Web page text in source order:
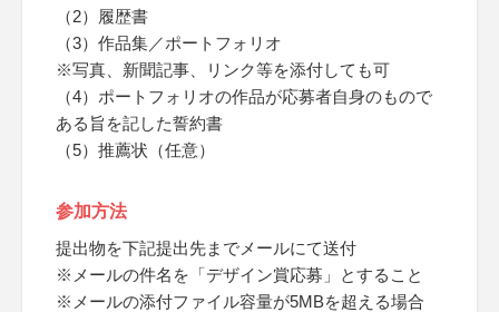
（2）履歴書
（3）作品集／ポートフォリオ
※写真、新聞記事、リンク等を添付しても可
（4）ポートフォリオの作品が応募者自身のもので
ある旨を記した誓約書
（5）推薦状（任意）
参加方法
提出物を下記提出先までメールにて送付
※メールの件名を「デザイン賞応募」とすること
※メールの添付ファイル容量が5MBを超える場合